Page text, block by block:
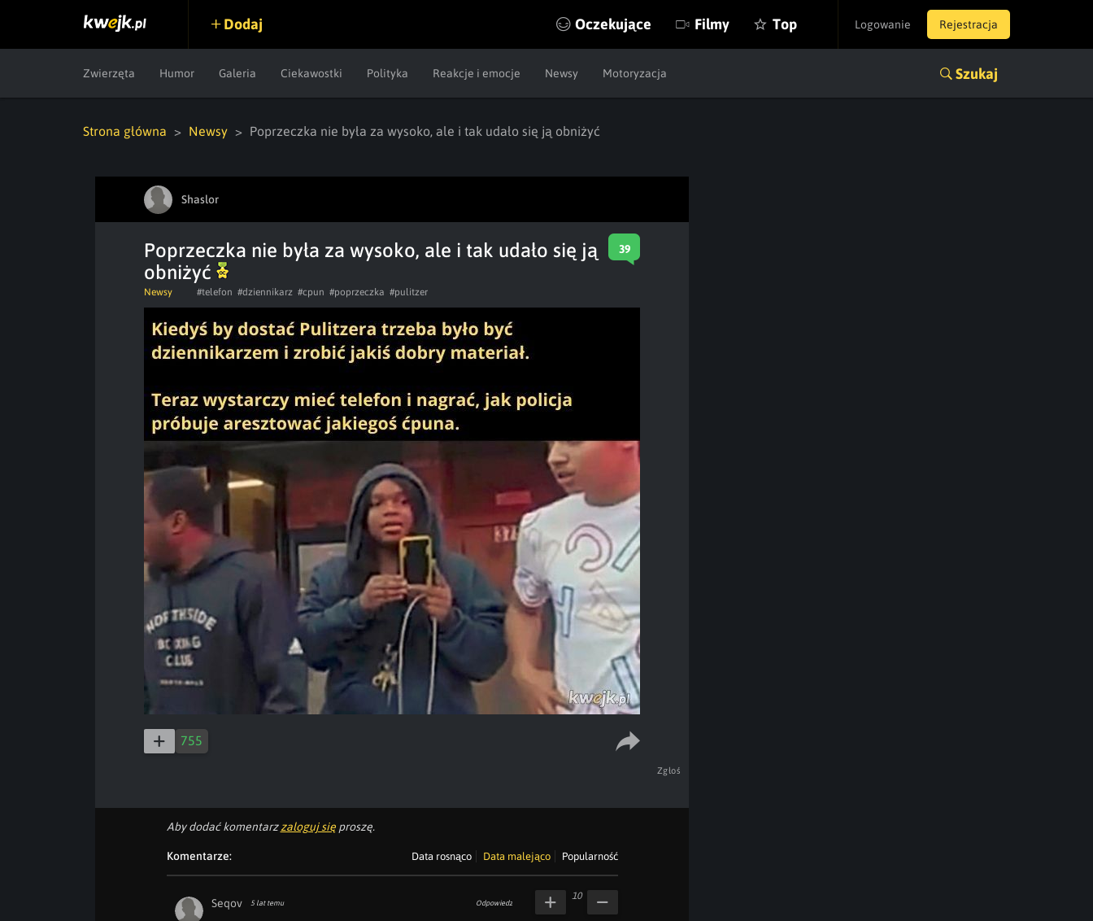
Logowanie Rejestracja
Dodaj Oczekujące Filmy Top
Zwierzęta Humor Galeria Ciekawostki Polityka Reakcje i emocje Newsy Motoryzacja Szukaj
Strona główna Newsy Poprzeczka nie była za wysoko, ale i tak udało się ją obniżyć
Shaslor
Poprzeczka nie była za wysoko, ale i tak udało się ją
obniżyć
39
Newsy #telefon #dziennikarz #cpun #poprzeczka #pulitzer
755
Zgłoś
Aby dodać komentarzzaloguj sięproszę.
Komentarze: Data rosnąco Data malejąco Popularność
Seqov 5 lat temu Odpowiedz
10